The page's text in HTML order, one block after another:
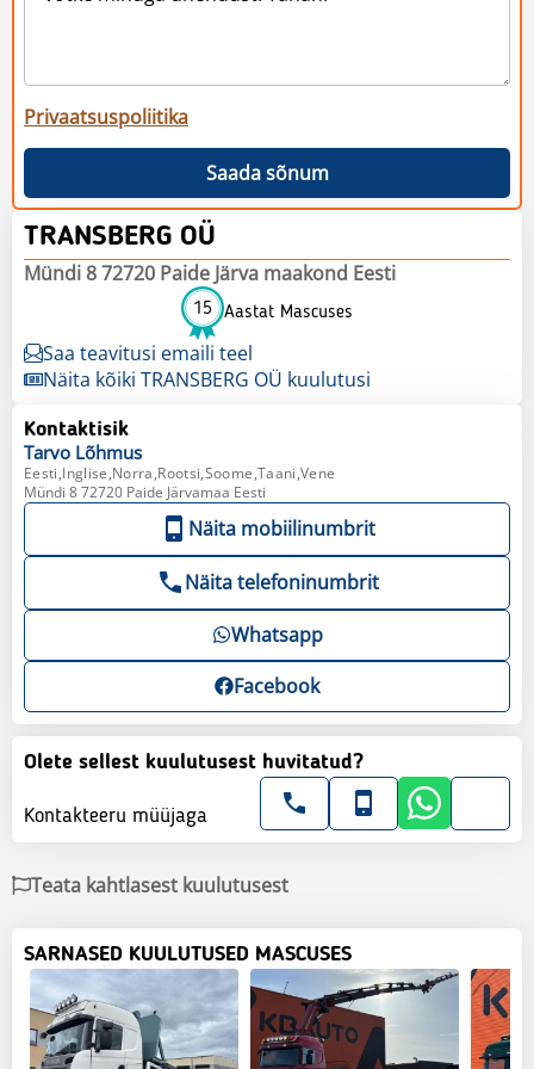
Privaatsuspoliitika
Saada sõnum
TRANSBERG OÜ
Mündi 8 72720 Paide Järva maakond Eesti
15 Aastat Mascuses
Saa teavitusi emaili teel
Näita kõiki TRANSBERG OÜ kuulutusi
Kontaktisik
Tarvo Lõhmus
Eesti,Inglise,Norra,Rootsi,Soome,Taani,Vene
Mündi 8 72720 Paide Järvamaa Eesti
Näita mobiilinumbrit
Näita telefoninumbrit
Whatsapp
Facebook
Olete sellest kuulutusest huvitatud?
Kontakteeru müüjaga
Teata kahtlasest kuulutusest
SARNASED KUULUTUSED MASCUSES